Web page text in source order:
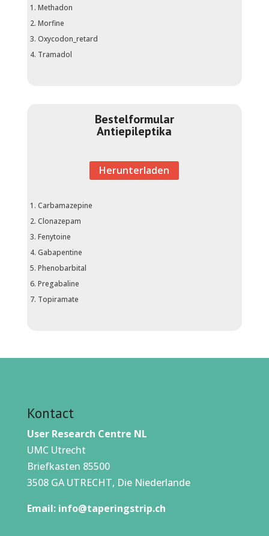
Methadon
Morfine
Oxycodon_retard
Tramadol
Bestelformular
Antiepileptika
Herunterladen
Carbamazepine
Clonazepam
Fenytoine
Gabapentine
Phenobarbital
Pregabaline
Topiramate
Kontact
User Research Centre NL
UMC Utrecht
Briefkasten 85500
3508 GA UTRECHT, Die Niederlande
Email: info@taperingstrip.ch